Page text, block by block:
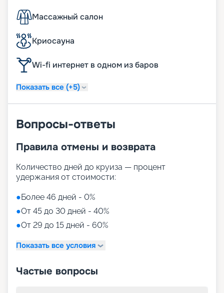
Массажный салон
Криосауна
Wi-fi интернет в одном из баров
Показать все (+5)
Вопросы-ответы
Правила отмены и возврата
Количество дней до круиза — процент
удержания от стоимости:
●Более 46 дней - 0%
●От 45 до 30 дней - 40%
●От 29 до 15 дней - 60%
Показать все условия
Частые вопросы